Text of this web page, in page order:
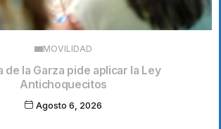
MOVILIDAD
de la Garza pide aplicar la Ley
Antichoquecitos
Agosto 6, 2026